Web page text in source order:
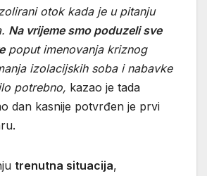
otok kada je u pitanju
Na vrijeme smo poduzeli sve
poput imenovanja kriznog
izolacijskih soba i nabavke
potrebno, kazao je tada
dan kasnije potvrđen je prvi
trenutna situacija,